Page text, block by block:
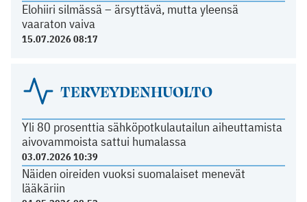
Elohiiri silmässä – ärsyttävä, mutta yleensä
vaaraton vaiva
15.07.2026 08:17
TERVEYDENHUOLTO
Yli 80 prosenttia sähköpotkulautailun aiheuttamista
aivovammoista sattui humalassa
03.07.2026 10:39
Näiden oireiden vuoksi suomalaiset menevät
lääkäriin